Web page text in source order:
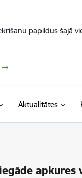
papildus šajā
Aktualitātes
apkures